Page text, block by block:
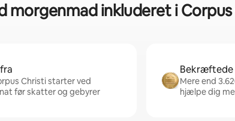
morgenmad inkluderet i
Christi starter ved
før skatter og gebyrer
Mere end
hjælpe dig